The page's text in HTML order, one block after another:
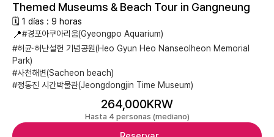
Themed Museums & Beach Tour in Gangneung
🗓 1 días : 9 horas
📍#경포아쿠아리움(Gyeongpo Aquarium)
#허균·허난설헌 기념공원(Heo Gyun Heo Nanseolheon Memorial
Park)
#사천해변(Sacheon beach)
#정동진 시간박물관(Jeongdongjin Time Museum)
264,000KRW
Hasta 4 personas (mediano)